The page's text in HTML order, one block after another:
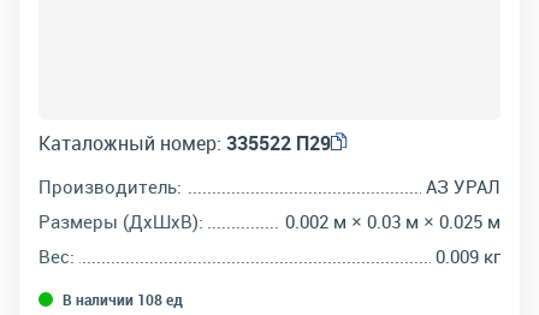
Каталожный номер: 335522 П29
Производитель:
АЗ УРАЛ
Размеры (ДхШхВ):
0.002 м × 0.03 м × 0.025 м
Вес:
0.009 кг
В наличии 108 ед